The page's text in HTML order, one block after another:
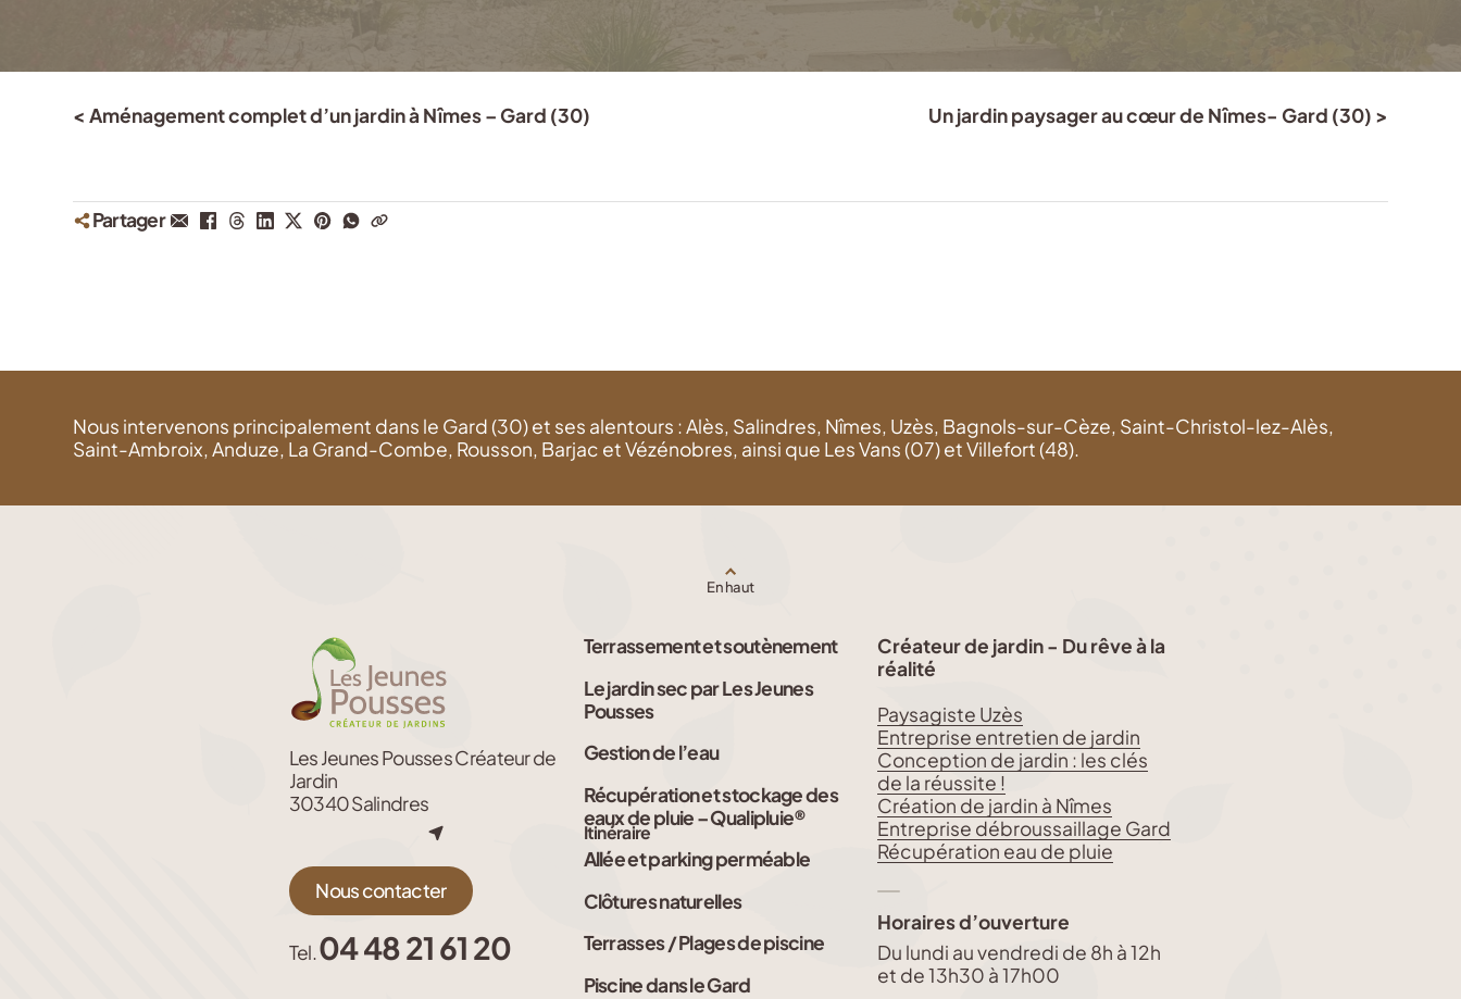
< Aménagement complet d’un jardin à Nîmes – Gard (30) Un jardin paysager au cœur de Nîmes- Gard (30) >
Partager
Nous intervenons principalement dans le Gard (30) et ses alentours : Alès, Salindres, Nîmes, Uzès, Bagnols-sur-Cèze, Saint-Christol-lez-Alès,
Saint-Ambroix, Anduze, La Grand-Combe, Rousson, Barjac et Vézénobres, ainsi que Les Vans (07) et Villefort (48).
En haut
Les Jeunes Pousses Créateur de
Jardin
30340 Salindres
Itinéraire
Nous contacter
Tel.04 48 21 61 20
Terrassement et soutènement
Le jardin sec par Les Jeunes
Pousses
Gestion de l’eau
Récupération et stockage des
eaux de pluie – Qualipluie®
Allée et parking perméable
Clôtures naturelles
Terrasses / Plages de piscine
Piscine dans le Gard
Créateur de jardin - Du rêve à la
réalité
Paysagiste Uzès
Entreprise entretien de jardin
Conception de jardin : les clés
de la réussite !
Création de jardin à Nîmes
Entreprise débroussaillage Gard
Récupération eau de pluie
Horaires d’ouverture
Du lundi au vendredi de 8h à 12h
et de 13h30 à 17h00